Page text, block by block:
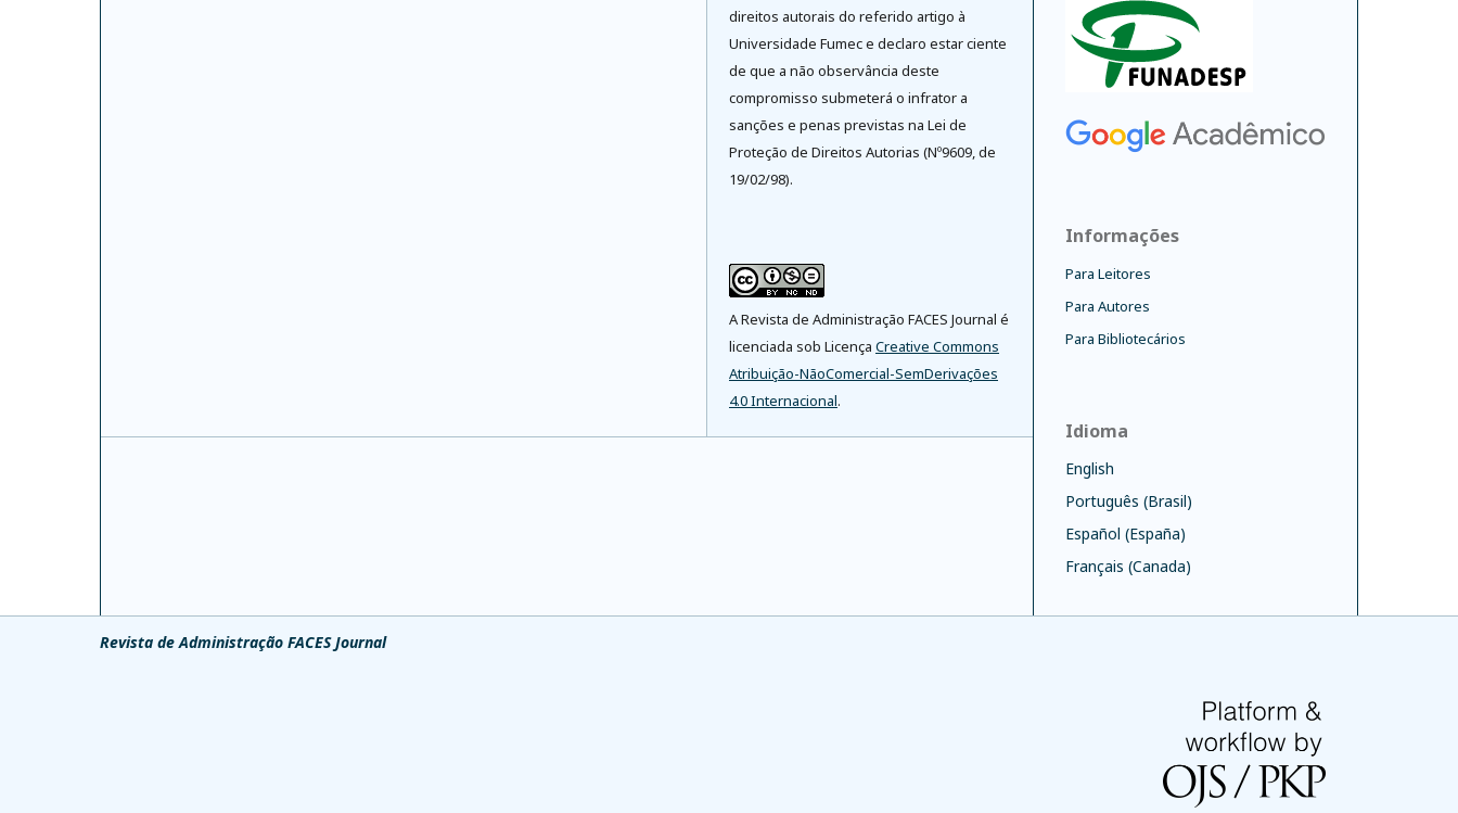
direitos autorais do referido artigo à
Universidade Fumec e declaro estar ciente
de que a não observância deste
compromisso submeterá o infrator a
sanções e penas previstas na Lei de
Proteção de Direitos Autorias (Nº9609, de
19/02/98).
A Revista de Administração FACES Journal é
licenciada sob Licença Creative Commons
Atribuição-NãoComercial-SemDerivações
4.0 Internacional.
Informações
Para Leitores
Para Autores
Para Bibliotecários
Idioma
English
Português (Brasil)
Español (España)
Français (Canada)
Revista de Administração FACES Journal